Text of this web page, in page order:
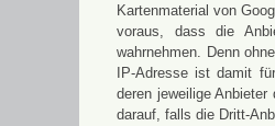
Kartenmaterial von
voraus, dass die
wahrnehmen. Denn
IP-Adresse ist damit
deren jeweilige
darauf, falls die Dritt-